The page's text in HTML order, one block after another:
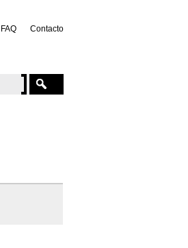
FAQ Contacto